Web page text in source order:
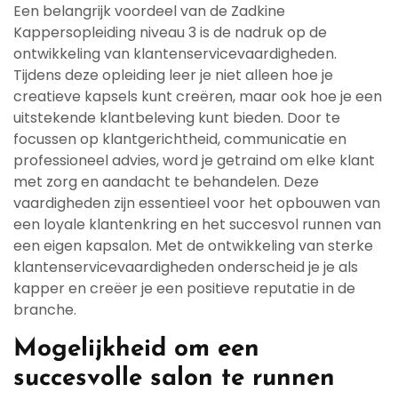
Een belangrijk voordeel van de Zadkine
Kappersopleiding niveau 3 is de nadruk op de
ontwikkeling van klantenservicevaardigheden.
Tijdens deze opleiding leer je niet alleen hoe je
creatieve kapsels kunt creëren, maar ook hoe je een
uitstekende klantbeleving kunt bieden. Door te
focussen op klantgerichtheid, communicatie en
professioneel advies, word je getraind om elke klant
met zorg en aandacht te behandelen. Deze
vaardigheden zijn essentieel voor het opbouwen van
een loyale klantenkring en het succesvol runnen van
een eigen kapsalon. Met de ontwikkeling van sterke
klantenservicevaardigheden onderscheid je je als
kapper en creëer je een positieve reputatie in de
branche.
Mogelijkheid om een
succesvolle salon te runnen